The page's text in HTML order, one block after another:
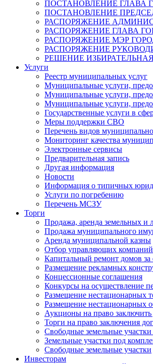
ПОСТАНОВЛЕНИЕ ГЛАВА
ПОСТАНОВЛЕНИЕ
РАСПОРЯЖЕНИЕ
РАСПОРЯЖЕНИЕ ГЛАВА
РАСПОРЯЖЕНИЕ МЭР
РАСПОРЯЖЕНИЕ
РЕШЕНИЕ
Услуги
Реестр муниципальных услуг
Муниципальные услуги,
Муниципальные услуги,
Муниципальные услуги,
Государственные услуги в
Меры поддержки СВО
Перечень видов
Мониторинг качества
Электронные сервисы
Предварительная запись
Другая информация
Новости
Информация о типичных
Услуги по погребению
Перечень МСЗУ
Торги
Продажа, аренда земельных и
Продажа муниципального
Аренда муниципальной казны
Отбор управляющих
Капитальный ремонт домов
Размещение рекламных
Концессионные соглашения
Конкурсы на осуществление
Размещение нестационарных
Размещение нестационарных
Аукционы на право заключить
Торги на право заключения
Свободные земельные
Земельные участки под
Свободные земельные участки
Инвесторам